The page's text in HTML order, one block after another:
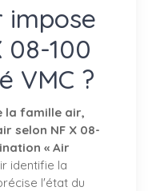
impose
08-100
VMC ?
la famille air,
selon NF X 08-
« Air
identifie la
l'état du